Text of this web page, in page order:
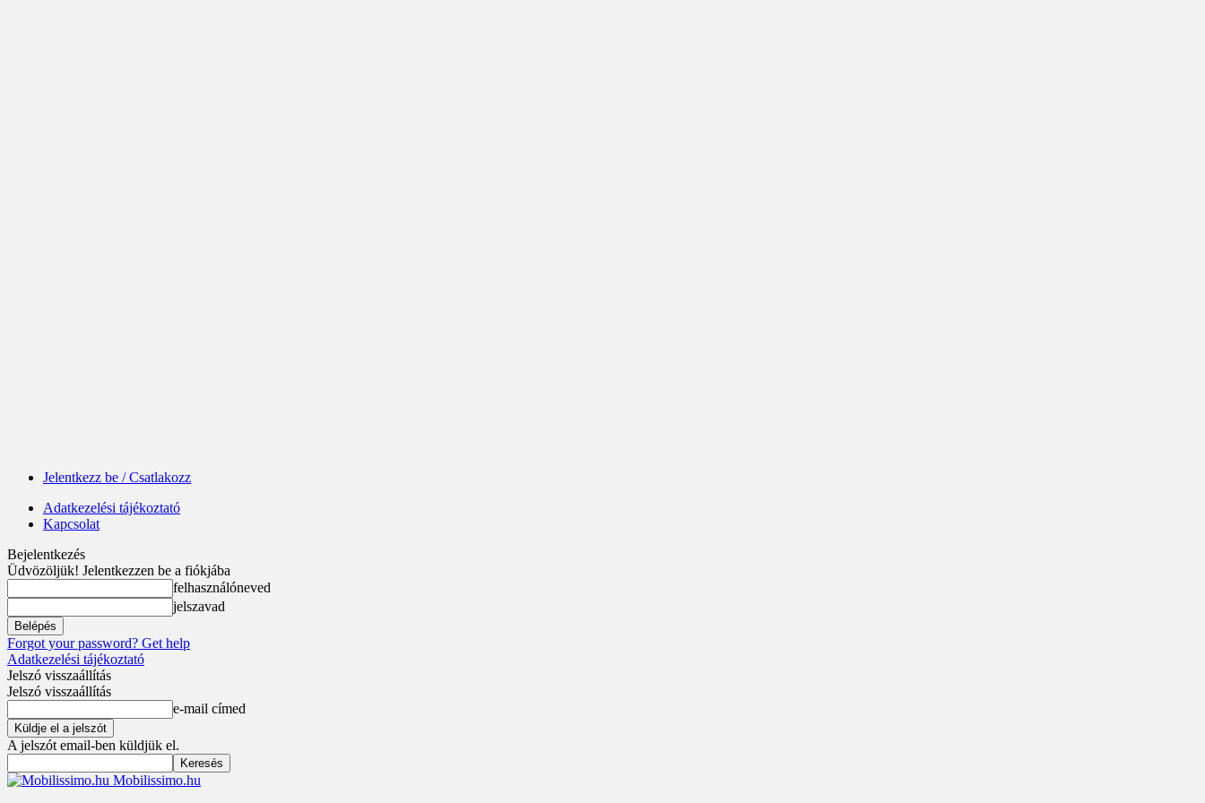
Jelentkezz be / Csatlakozz
Adatkezelési tájékoztató
Kapcsolat
Bejelentkezés
Üdvözöljük! Jelentkezzen be a fiókjába
felhasználóneved
jelszavad
Forgot your password? Get help
Adatkezelési tájékoztató
Jelszó visszaállítás
Jelszó visszaállítás
e-mail címed
A jelszót email-ben küldjük el.
Mobilissimo.hu